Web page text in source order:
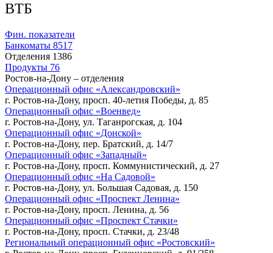
ВТБ
Фин. показатели
Банкоматы 8517
Отделения 1386
Продукты 76
Ростов-на-Дону – отделения
Операционный офис «Александровский»
г. Ростов-на-Дону, просп. 40-летия Победы, д. 85
Операционный офис «Военвед»
г. Ростов-на-Дону, ул. Таганрогская, д. 104
Операционный офис «Донской»
г. Ростов-на-Дону, пер. Братский, д. 14/7
Операционный офис «Западный»
г. Ростов-на-Дону, просп. Коммунистический, д. 27
Операционный офис «На Садовой»
г. Ростов-на-Дону, ул. Большая Садовая, д. 150
Операционный офис «Проспект Ленина»
г. Ростов-на-Дону, просп. Ленина, д. 56
Операционный офис «Проспект Стачки»
г. Ростов-на-Дону, просп. Стачки, д. 23/48
Региональный операционный офис «Ростовский»